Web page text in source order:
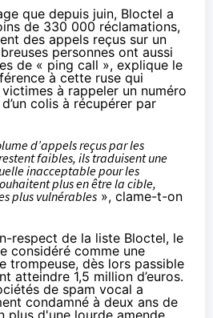
que depuis juin, Bloctel a
de 330 000 réclamations,
des appels reçus sur un
personnes ont aussi
de « ping call », explique le
à cette ruse qui
à rappeler un numéro
colis à récupérer par
d’appels reçus par les
faibles, ils traduisent une
inacceptable pour les
plus en être la cible,
plus vulnérables », clame-t-on
respect de la liste Bloctel, le
considéré comme une
trompeuse, dès lors passible
atteindre 1,5 million d’euros.
de spam vocal a
condamné à deux ans de
plus d'une lourde amende.